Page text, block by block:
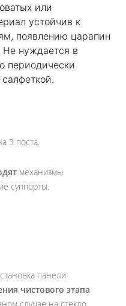
или
устойчив к
появлению царапин
Не нуждается в
периодически
3 поста.
механизмы
суппорты.
панели
чистового этапа